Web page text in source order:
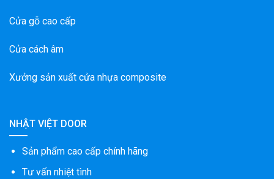
Cửa gỗ cao cấp
Cửa cách âm
Xưởng sản xuất cửa nhựa composite
NHẬT VIỆT DOOR
Sản phẩm cao cấp chính hãng
Tư vấn nhiệt tình